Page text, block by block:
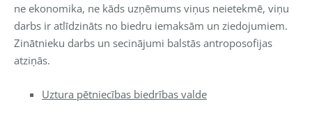
ne ekonomika, ne kāds uzņēmums viņus neietekmē, viņu
darbs ir atlīdzināts no biedru iemaksām un ziedojumiem.
Zinātnieku darbs un secinājumi balstās antroposofijas
atziņās.
Uztura pētniecības biedrības valde